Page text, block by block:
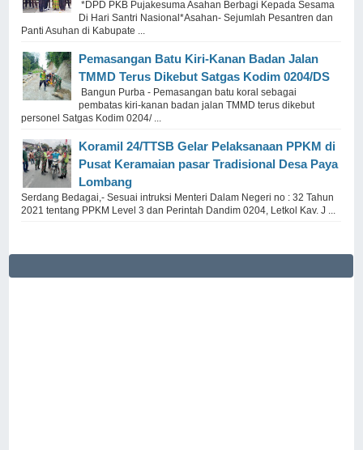
*DPD PKB Pujakesuma Asahan Berbagi Kepada Sesama
Di Hari Santri Nasional*Asahan- Sejumlah Pesantren dan
Panti Asuhan di Kabupate ...
Pemasangan Batu Kiri-Kanan Badan Jalan
TMMD Terus Dikebut Satgas Kodim 0204/DS
Bangun Purba - Pemasangan batu koral sebagai
pembatas kiri-kanan badan jalan TMMD terus dikebut
personel Satgas Kodim 0204/ ...
Koramil 24/TTSB Gelar Pelaksanaan PPKM di
Pusat Keramaian pasar Tradisional Desa Paya
Lombang
Serdang Bedagai,- Sesuai intruksi Menteri Dalam Negeri no : 32 Tahun
2021 tentang PPKM Level 3 dan Perintah Dandim 0204, Letkol Kav. J ...